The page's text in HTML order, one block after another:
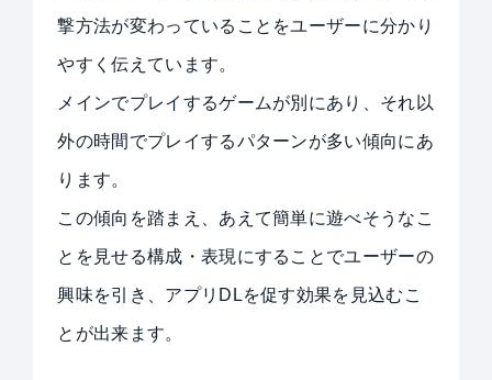
撃方法が変わっていることをユーザーに分かり
やすく伝えています。
メインでプレイするゲームが別にあり、それ以
外の時間でプレイするパターンが多い傾向にあ
ります。
この傾向を踏まえ、あえて簡単に遊べそうなこ
とを見せる構成・表現にすることでユーザーの
興味を引き、アプリDLを促す効果を見込むこ
とが出来ます。